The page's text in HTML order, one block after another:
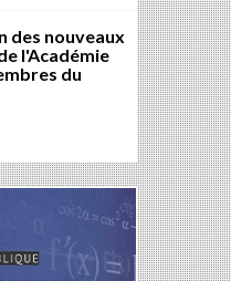
des nouveaux
l'Académie
du